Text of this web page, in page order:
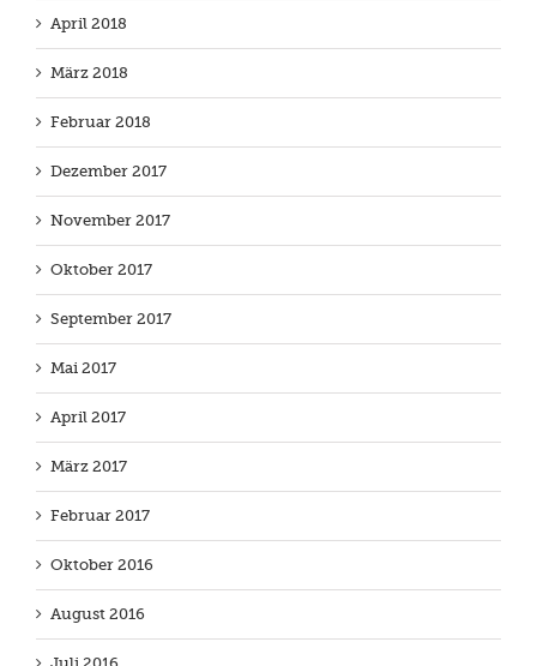
April 2018
März 2018
Februar 2018
Dezember 2017
November 2017
Oktober 2017
September 2017
Mai 2017
April 2017
März 2017
Februar 2017
Oktober 2016
August 2016